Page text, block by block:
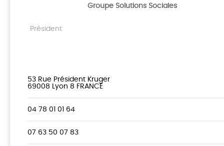
Groupe Solutions Sociales
Président
53 Rue Président Kruger
69008 Lyon 8 FRANCE
04 78 01 01 64
07 63 50 07 83